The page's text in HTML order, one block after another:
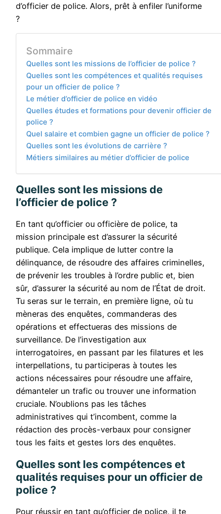
d’officier de police. Alors, prêt à enfiler l’uniforme
?
Sommaire
Quelles sont les missions de l’officier de police ?
Quelles sont les compétences et qualités requises
pour un officier de police ?
Le métier d’officier de police en vidéo
Quelles études et formations pour devenir officier de
police ?
Quel salaire et combien gagne un officier de police ?
Quelles sont les évolutions de carrière ?
Métiers similaires au métier d’officier de police
Quelles sont les missions de
l’officier de police ?
En tant qu’officier ou officière de police, ta
mission principale est d’assurer la sécurité
publique. Cela implique de lutter contre la
délinquance, de résoudre des affaires criminelles,
de prévenir les troubles à l’ordre public et, bien
sûr, d’assurer la sécurité au nom de l’État de droit.
Tu seras sur le terrain, en première ligne, où tu
mèneras des enquêtes, commanderas des
opérations et effectueras des missions de
surveillance. De l’investigation aux
interrogatoires, en passant par les filatures et les
interpellations, tu participeras à toutes les
actions nécessaires pour résoudre une affaire,
démanteler un trafic ou trouver une information
cruciale. N’oublions pas les tâches
administratives qui t’incombent, comme la
rédaction des procès-verbaux pour consigner
tous les faits et gestes lors des enquêtes.
Quelles sont les compétences et
qualités requises pour un officier de
police ?
Pour réussir en tant qu’officier de police, il te